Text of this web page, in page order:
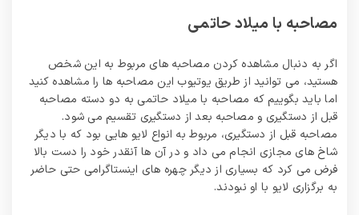
مصاحبه با میلاد حاتمی
اگر به دنبال مشاهده کردن مصاحبه های مربوط به این شخص
هستید، می توانید از طریق یوتیوب این مصاحبه ها را مشاهده کنید
اما باید بگوییم که مصاحبه با میلاد حاتمی به دو دسته مصاحبه
قبل از دستگیری و مصاحبه بعد از دستگیری تقسیم می شود.
مصاحبه قبل از دستگیری، مربوط به انواع لایو هایی بود که با دیگر
شاخ های مجازی انجام می داد و در آن ها آنقدر خود را دست بالا
فرض می کرد که بسیاری از دیگر چهره های اینستاگرامی حتی حاضر
به برگزاری لایو با او نبودند.